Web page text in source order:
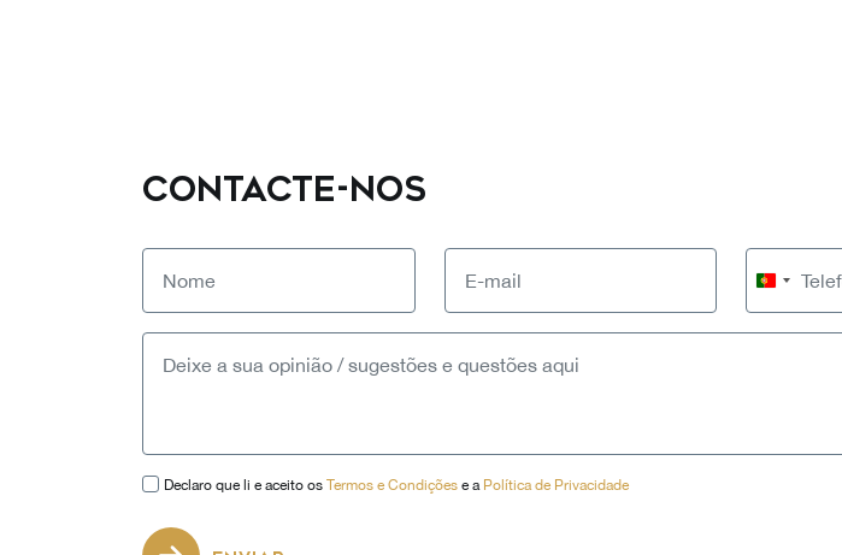
CONTACTE-NOS
Portugal
+351
Declaro que li e aceito os Termos e Condições e a Política de Privacidade